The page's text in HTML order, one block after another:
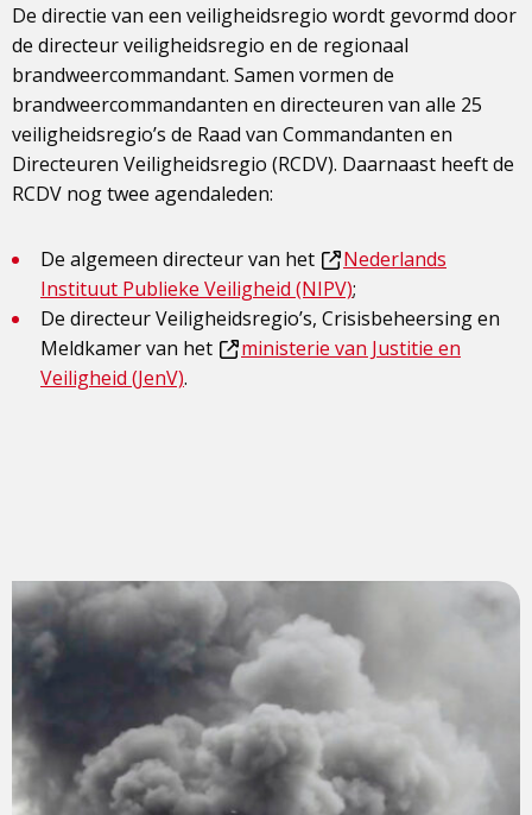
De directie van een veiligheidsregio wordt gevormd door
de directeur veiligheidsregio en de regionaal
brandweercommandant. Samen vormen de
brandweercommandanten en directeuren van alle 25
veiligheidsregio’s de Raad van Commandanten en
Directeuren Veiligheidsregio (RCDV). Daarnaast heeft de
RCDV nog twee agendaleden:
De algemeen directeur van het
Dit
is
een
externe
Nederlands
Instituut Publieke Veiligheid (NIPV);
De directeur Veiligheidsregio’s, Crisisbeheersing en
Meldkamer van het
Dit
ministerie van Justitie en
Veiligheid (JenV).